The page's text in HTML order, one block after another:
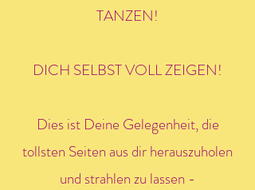
TANZEN!
DICH SELBST VOLL ZEIGEN!
Dies ist Deine Gelegenheit, die
tollsten Seiten aus dir herauszuholen
und strahlen zu lassen -